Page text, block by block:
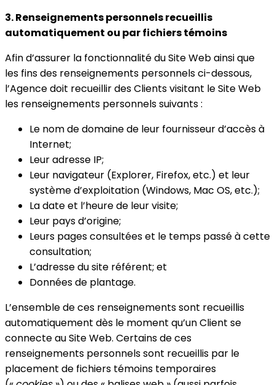
3. Renseignements personnels recueillis
automatiquement ou par fichiers témoins
Afin d’assurer la fonctionnalité du Site Web ainsi que
les fins des renseignements personnels ci-dessous,
l’Agence doit recueillir des Clients visitant le Site Web
les renseignements personnels suivants :
Le nom de domaine de leur fournisseur d’accès à
Internet;
Leur adresse IP;
Leur navigateur (Explorer, Firefox, etc.) et leur
système d’exploitation (Windows, Mac OS, etc.);
La date et l’heure de leur visite;
Leur pays d’origine;
Leurs pages consultées et le temps passé à cette
consultation;
L’adresse du site référent; et
Données de plantage.
L’ensemble de ces renseignements sont recueillis
automatiquement dès le moment qu’un Client se
connecte au Site Web. Certains de ces
renseignements personnels sont recueillis par le
placement de fichiers témoins temporaires